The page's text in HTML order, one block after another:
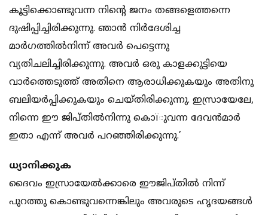
കൂട്ടിക്കൊണ്ടുവന്ന നിന്റെ ജനം തങ്ങളെത്തന്നെ
ദുഷിപ്പിച്ചിരിക്കുന്നു. ഞാന്‍ നിര്‍ദേശിച്ച
മാര്‍ഗത്തില്‍നിന്ന് അവര്‍ പെട്ടെന്നു
വ്യതിചലിച്ചിരിക്കുന്നു. അവര്‍ ഒരു കാളക്കുട്ടിയെ
വാര്‍ത്തെടുത്ത് അതിനെ ആരാധിക്കുകയും അതിനു
ബലിയര്‍പ്പിക്കുകയും ചെയ്തിരിക്കുന്നു. ഇസ്രായേലേ,
നിന്നെ ഈ ജിപ്തില്‍നിന്നു കൊïുവന്ന ദേവന്‍മാര്‍
ഇതാ എന്ന് അവര്‍ പറഞ്ഞിരിക്കുന്നു.’
ധ്യാനിക്കുക
ദൈവം ഇസ്രായേല്‍ക്കാരെ ഈജിപ്തില്‍ നിന്ന്
പുറത്തു കൊണ്ടുവന്നെങ്കിലും അവരുടെ ഹൃദയങ്ങള്‍